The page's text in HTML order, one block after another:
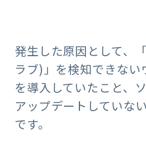
発生した原因として、
ラブ)」を検知できない
を導入していたこと、
アップデートしていな
です。